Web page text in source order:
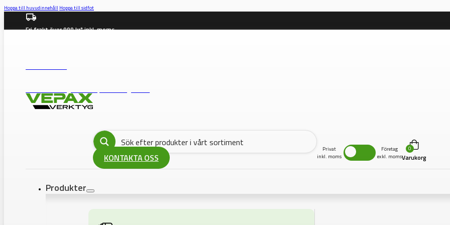
Hoppa till huvudinnehåll Hoppa till sidfot
Fri frakt över 999 kr* inkl. moms
KONTAKTA OSS
Privat
inkl. moms
Företag
exkl. moms
0
Varukorg
Produkter